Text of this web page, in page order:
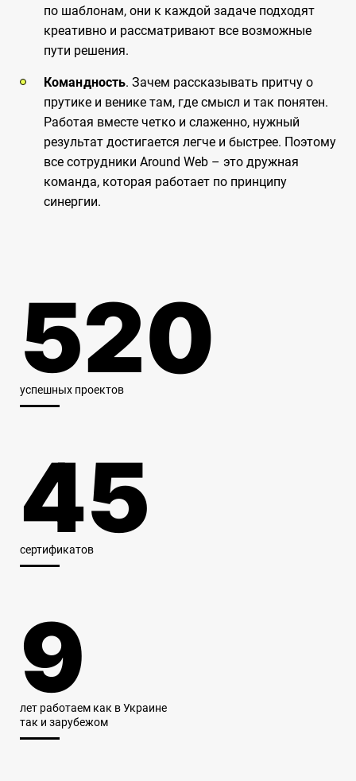
по шаблонам, они к каждой задаче подходят
креативно и рассматривают все возможные
пути решения.
Командность. Зачем рассказывать притчу о
прутике и венике там, где смысл и так понятен.
Работая вместе четко и слаженно, нужный
результат достигается легче и быстрее. Поэтому
все сотрудники Around Web – это дружная
команда, которая работает по принципу
синергии.
520
успешных проектов
45
сертификатов
9
лет работаем как в Украине
так и зарубежом